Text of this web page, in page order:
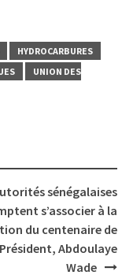
HYDROCARBURES
UNION DES
sénégalaises
s’associer à la
du centenaire de
Président, Abdoulaye
Wade